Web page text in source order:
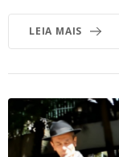
LEIA MAIS